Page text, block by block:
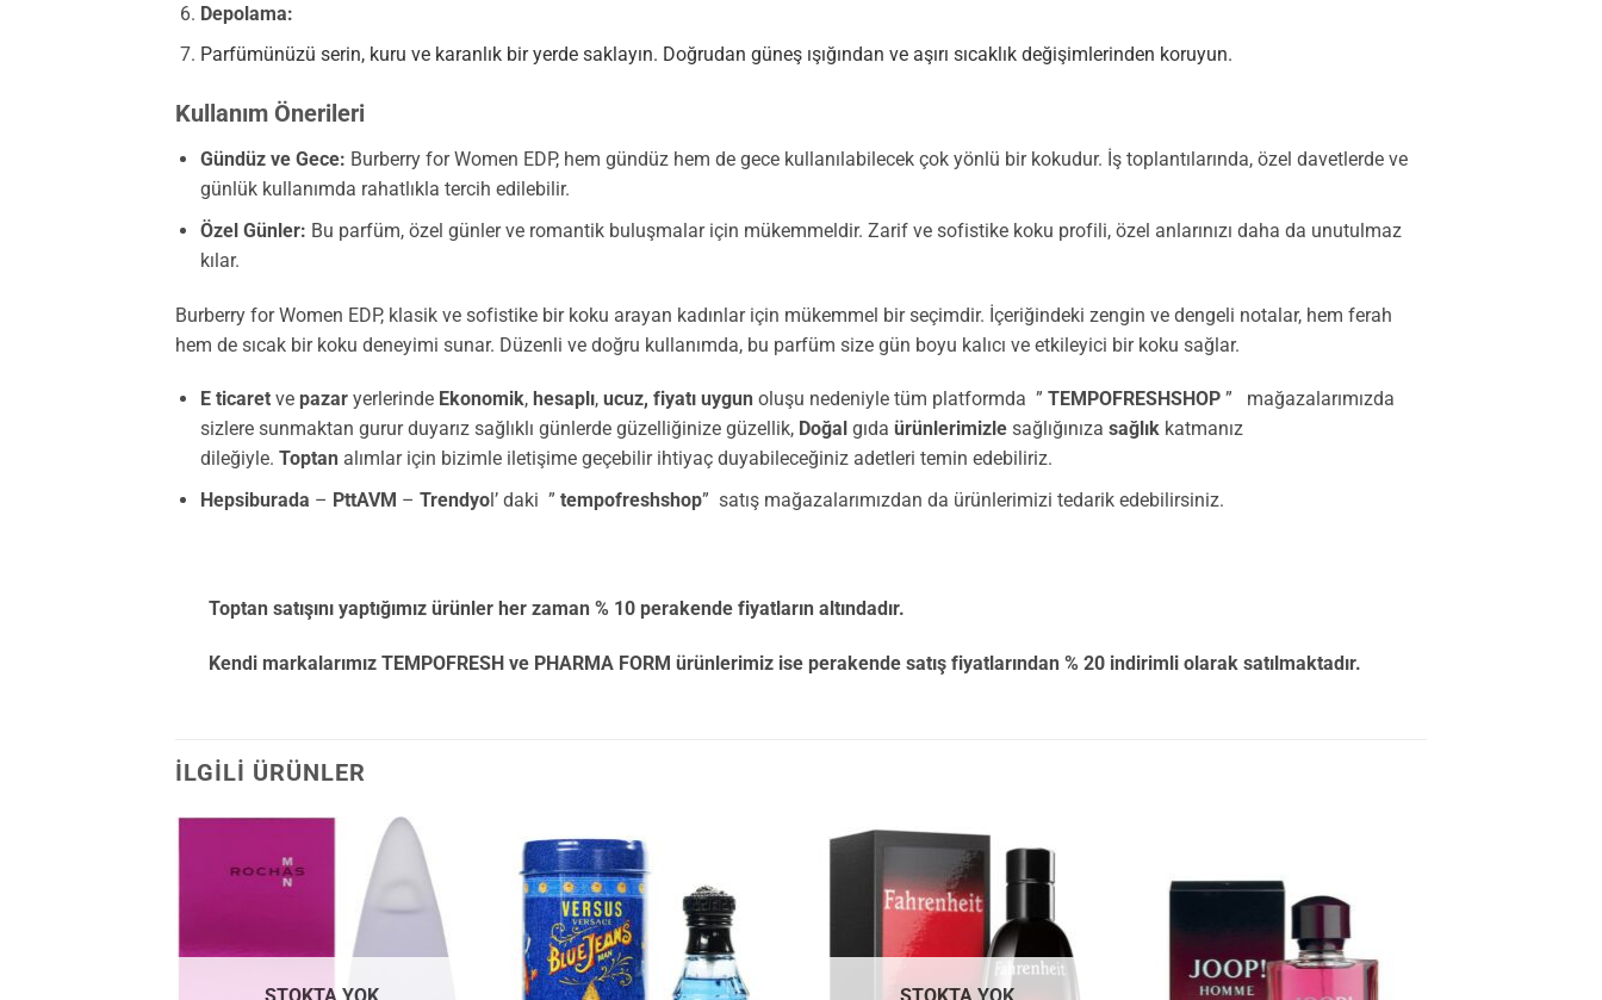
Depolama:
Parfümünüzü serin, kuru ve karanlık bir yerde saklayın. Doğrudan güneş ışığından ve aşırı sıcaklık değişimlerinden koruyun.
Kullanım Önerileri
Gündüz ve Gece: Burberry for Women EDP, hem gündüz hem de gece kullanılabilecek çok yönlü bir kokudur. İş toplantılarında, özel davetlerde ve
günlük kullanımda rahatlıkla tercih edilebilir.
Özel Günler: Bu parfüm, özel günler ve romantik buluşmalar için mükemmeldir. Zarif ve sofistike koku profili, özel anlarınızı daha da unutulmaz
kılar.
Burberry for Women EDP, klasik ve sofistike bir koku arayan kadınlar için mükemmel bir seçimdir. İçeriğindeki zengin ve dengeli notalar, hem ferah
hem de sıcak bir koku deneyimi sunar. Düzenli ve doğru kullanımda, bu parfüm size gün boyu kalıcı ve etkileyici bir koku sağlar.
E ticaretve pazaryerlerinde Ekonomik, hesaplı, ucuz, fiyatı uygun oluşu nedeniyle tüm platformda ” TEMPOFRESHSHOP” mağazalarımızda
sizlere sunmaktan gurur duyarız sağlıklı günlerde güzelliğinize güzellik, Doğal gıda ürünlerimizlesağlığınıza sağlıkkatmanız
dileğiyle. Toptan alımlar için bizimle iletişime geçebilir ihtiyaç duyabileceğiniz adetleri temin edebiliriz.
Hepsiburada – PttAVM – Trendyol’ daki ” tempofreshshop” satış mağazalarımızdan da ürünlerimizi tedarik edebilirsiniz.
Toptan satışını yaptığımız ürünler her zaman % 10 perakende fiyatların altındadır.
Kendi markalarımız TEMPOFRESH ve PHARMA FORM ürünlerimiz ise perakende satış fiyatlarından % 20 indirimli olarak satılmaktadır.
İLGILI ÜRÜNLER